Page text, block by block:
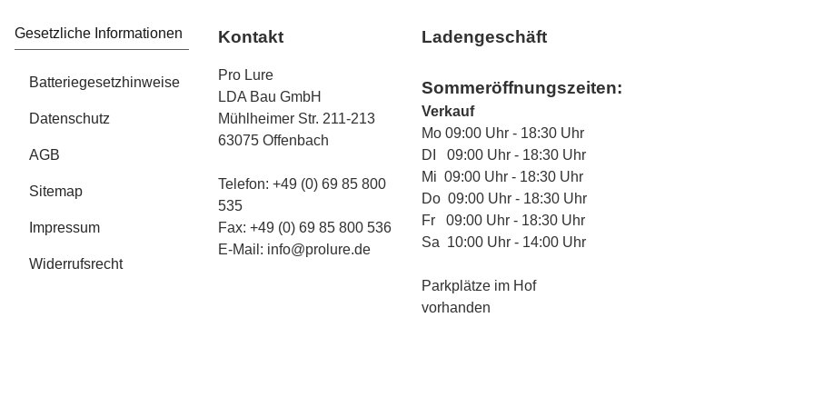
Gesetzliche Informationen
Batteriegesetzhinweise
Datenschutz
AGB
Sitemap
Impressum
Widerrufsrecht
Kontakt
Pro Lure
LDA Bau GmbH
Mühlheimer Str. 211-213
63075 Offenbach
Telefon: +49 (0) 69 85 800
535
Fax: +49 (0) 69 85 800 536
E-Mail: info@prolure.de
Ladengeschäft
Sommeröffnungszeiten:
Verkauf
Mo 09:00 Uhr - 18:30 Uhr
DI 09:00 Uhr - 18:30 Uhr
Mi 09:00 Uhr - 18:30 Uhr
Do 09:00 Uhr - 18:30 Uhr
Fr 09:00 Uhr - 18:30 Uhr
Sa 10:00 Uhr - 14:00 Uhr
Parkplätze im Hof
vorhanden